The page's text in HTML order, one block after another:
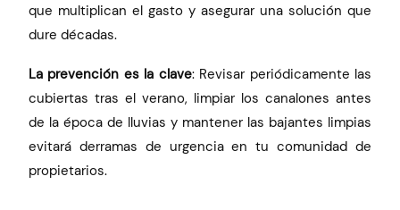
que multiplican el gasto y asegurar una solución que
dure décadas.
La prevención es la clave: Revisar periódicamente las
cubiertas tras el verano, limpiar los canalones antes
de la época de lluvias y mantener las bajantes limpias
evitará derramas de urgencia en tu comunidad de
propietarios.